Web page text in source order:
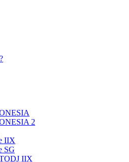
2
IIX
SG
IIX